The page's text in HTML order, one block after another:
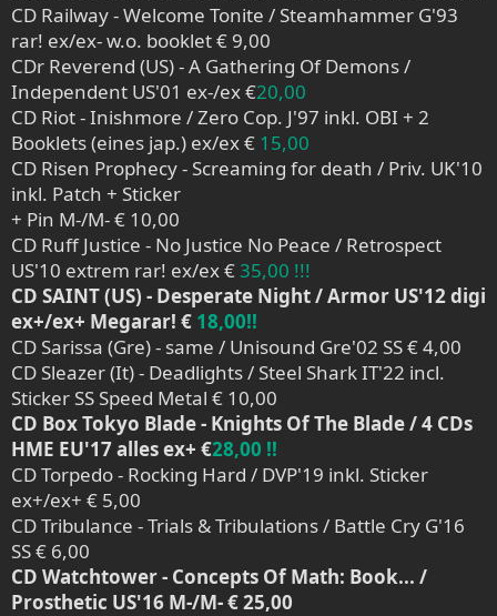
CD Railway - Welcome Tonite / Steamhammer G'93
rar! ex/ex- w.o. booklet € 9,00
CDr Reverend (US) - A Gathering Of Demons /
Independent US'01 ex-/ex €20,00
CD Riot - Inishmore / Zero Cop. J'97 inkl. OBI + 2
Booklets (eines jap.) ex/ex € 15,00
CD Risen Prophecy - Screaming for death / Priv. UK'10
inkl. Patch + Sticker
+ Pin M-/M- € 10,00
CD Ruff Justice - No Justice No Peace / Retrospect
US'10 extrem rar! ex/ex €35,00 !!!
CD SAINT (US) - Desperate Night / Armor US'12 digi
ex+/ex+ Megarar! € 18,00!!
CD Sarissa (Gre) - same / Unisound Gre'02 SS € 4,00
CD Sleazer (It) - Deadlights / Steel Shark IT'22 incl.
Sticker SS Speed Metal € 10,00
CD Box Tokyo Blade - Knights Of The Blade / 4 CDs
HME EU'17 alles ex+ €28,00 !!
CD Torpedo - Rocking Hard / DVP'19 inkl. Sticker
ex+/ex+ € 5,00
CD Tribulance - Trials & Tribulations / Battle Cry G'16
SS € 6,00
CD Watchtower - Concepts Of Math: Book... /
Prosthetic US'16 M-/M- € 25,00